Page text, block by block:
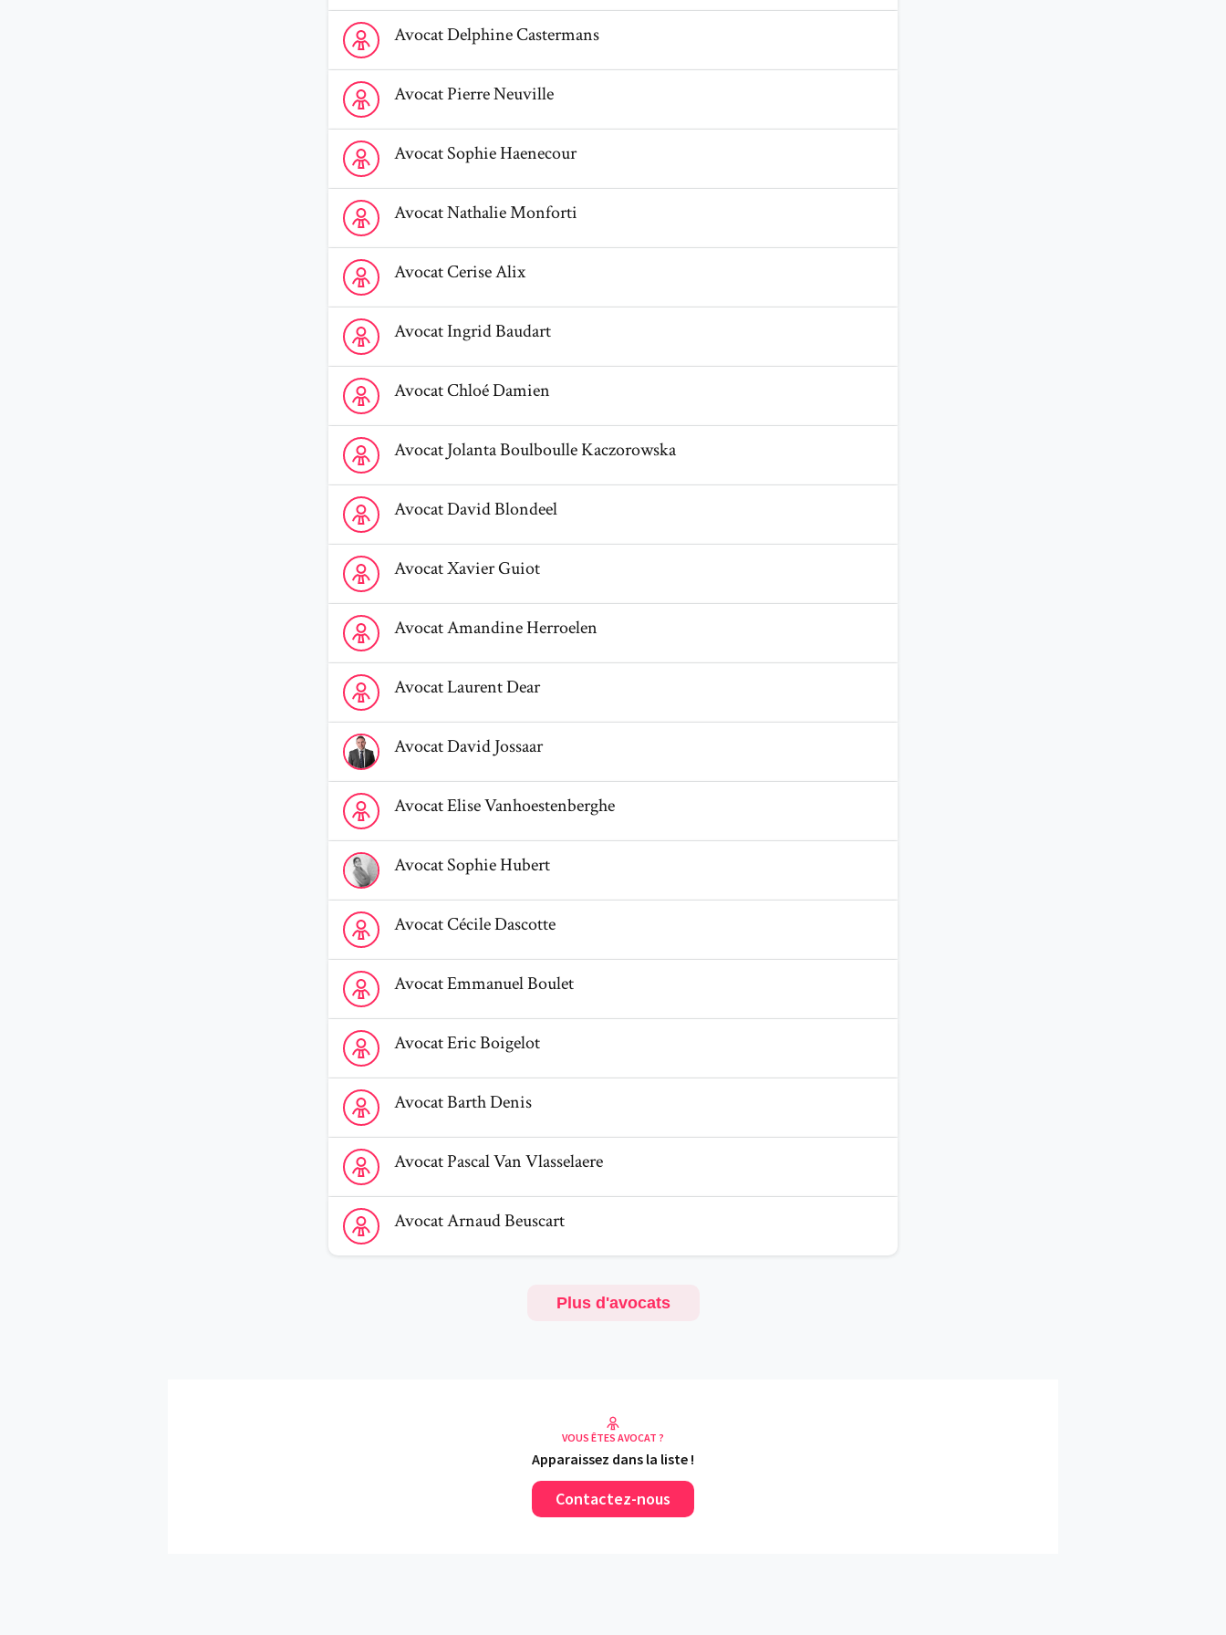
Voir le profil de AvocatDelphine Castermans
AvocatDelphineCastermans
Voir le profil de AvocatPierre Neuville
AvocatPierreNeuville
Voir le profil de AvocatSophie Haenecour
AvocatSophieHaenecour
Voir le profil de AvocatNathalie Monforti
AvocatNathalieMonforti
Voir le profil de AvocatCerise Alix
AvocatCeriseAlix
Voir le profil de AvocatIngrid Baudart
AvocatIngridBaudart
Voir le profil de AvocatChloé Damien
AvocatChloéDamien
Voir le profil de AvocatJolanta Boulboulle Kaczorowska
AvocatJolantaBoulboulle Kaczorowska
Voir le profil de AvocatDavid Blondeel
AvocatDavidBlondeel
Voir le profil de AvocatXavier Guiot
AvocatXavierGuiot
Voir le profil de AvocatAmandine Herroelen
AvocatAmandineHerroelen
Voir le profil de AvocatLaurent Dear
AvocatLaurentDear
Voir le profil de AvocatDavid Jossaar
AvocatDavidJossaar
Voir le profil de AvocatElise Vanhoestenberghe
AvocatEliseVanhoestenberghe
Voir le profil de AvocatSophie Hubert
AvocatSophieHubert
Voir le profil de AvocatCécile Dascotte
AvocatCécileDascotte
Voir le profil de AvocatEmmanuel Boulet
AvocatEmmanuelBoulet
Voir le profil de AvocatEric Boigelot
AvocatEricBoigelot
Voir le profil de AvocatBarth Denis
AvocatBarthDenis
Voir le profil de AvocatPascal Van Vlasselaere
AvocatPascalVan Vlasselaere
Voir le profil de AvocatArnaud Beuscart
AvocatArnaudBeuscart
Plus d'avocats
VOUS ÊTES AVOCAT ?
Apparaissez dans la liste !
Contactez-nous